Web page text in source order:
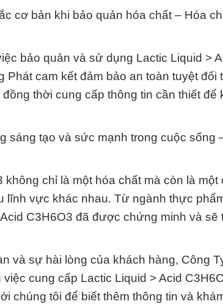
cơ bản khi bảo quản hóa chất – Hóa
bảo quản và sử dụng Lactic Liquid >
cam kết đảm bảo an toàn tuyệt đối
thời cung cấp thông tin cần thiết
sáng tạo và sức mạnh trong cuộc sống
chỉ là một hóa chất mà còn là
lĩnh vực khác nhau. Từ ngành thực
C3H6O3 đã được chứng minh và sẽ
và sự hài lòng của khách hàng, Công
cung cấp Lactic Liquid > Acid
chúng tôi để biết thêm thông tin và